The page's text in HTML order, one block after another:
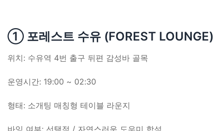
① 포레스트 수유 (FOREST LOUNGE)
위치: 수유역 4번 출구 뒤편 감성바 골목
운영시간: 19:00 ~ 02:30
형태: 소개팅 매칭형 테이블 라운지
바잉 여부: 선택적 / 자연스러운 도우미 합석